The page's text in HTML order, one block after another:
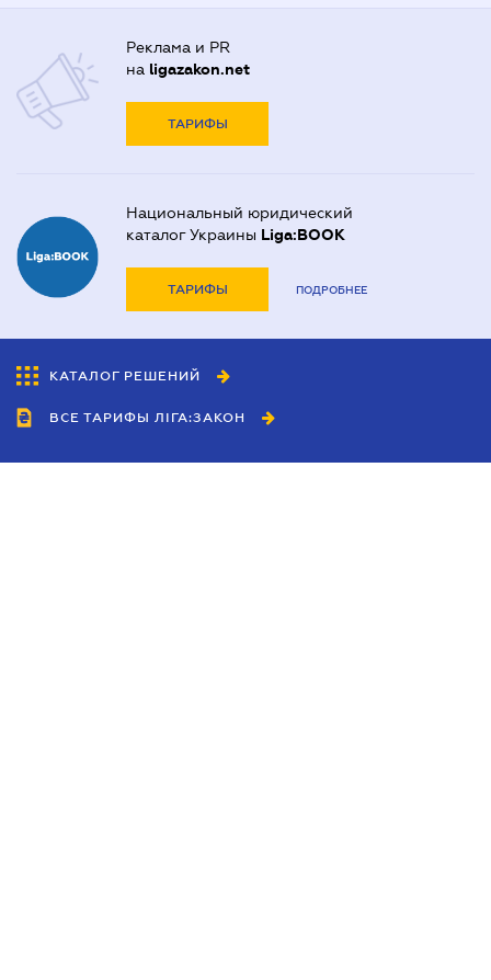
Реклама и PR
на ligazakon.net
ТАРИФЫ
Национальный юридический
каталог Украины Liga:BOOK
ТАРИФЫ ПОДРОБНЕЕ
КАТАЛОГ РЕШЕНИЙ
ВСЕ ТАРИФЫ ЛІГА:ЗАКОН